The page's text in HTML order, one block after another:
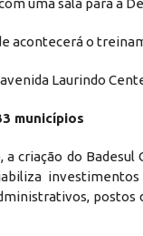
uma sala para a
acontecerá o
Laurindo
municípios
a criação do
postos